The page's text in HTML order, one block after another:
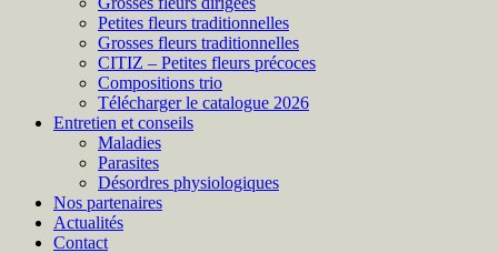
Petites fleurs traditionnelles
Grosses fleurs traditionnelles
CITIZ – Petites fleurs précoces
Compositions trio
Télécharger le catalogue 2026
Entretien et conseils
Maladies
Parasites
Désordres physiologiques
Nos partenaires
Actualités
Contact